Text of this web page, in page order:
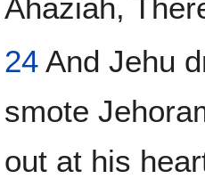
Ahaziah,
24 And Jehu
smote
out at his